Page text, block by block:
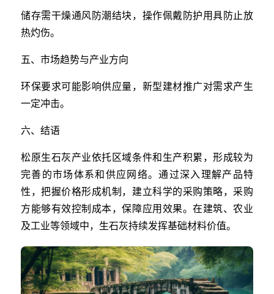
储存需干燥通风防潮结块，操作佩戴防护用具防止放
热灼伤。
五、市场趋势与产业方向
环保要求可能影响供应量，新型建材推广对需求产生
一定冲击。
六、结语
松原生石灰产业依托区域条件和生产积累，形成较为
完善的市场体系和供应网络。通过深入理解产品特
性，把握价格形成机制，建立科学的采购策略，采购
方能够有效控制成本，保障应用效果。在建筑、农业
及工业等领域中，生石灰持续发挥基础材料价值。